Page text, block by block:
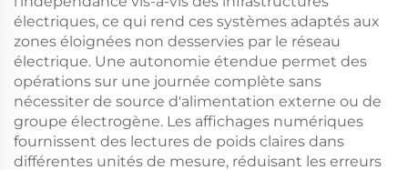
électriques, ce qui rend ces systèmes adaptés aux
zones éloignées non desservies par le réseau
électrique. Une autonomie étendue permet des
opérations sur une journée complète sans
nécessiter de source d'alimentation externe ou de
groupe électrogène. Les affichages numériques
fournissent des lectures de poids claires dans
différentes unités de mesure, réduisant les erreurs